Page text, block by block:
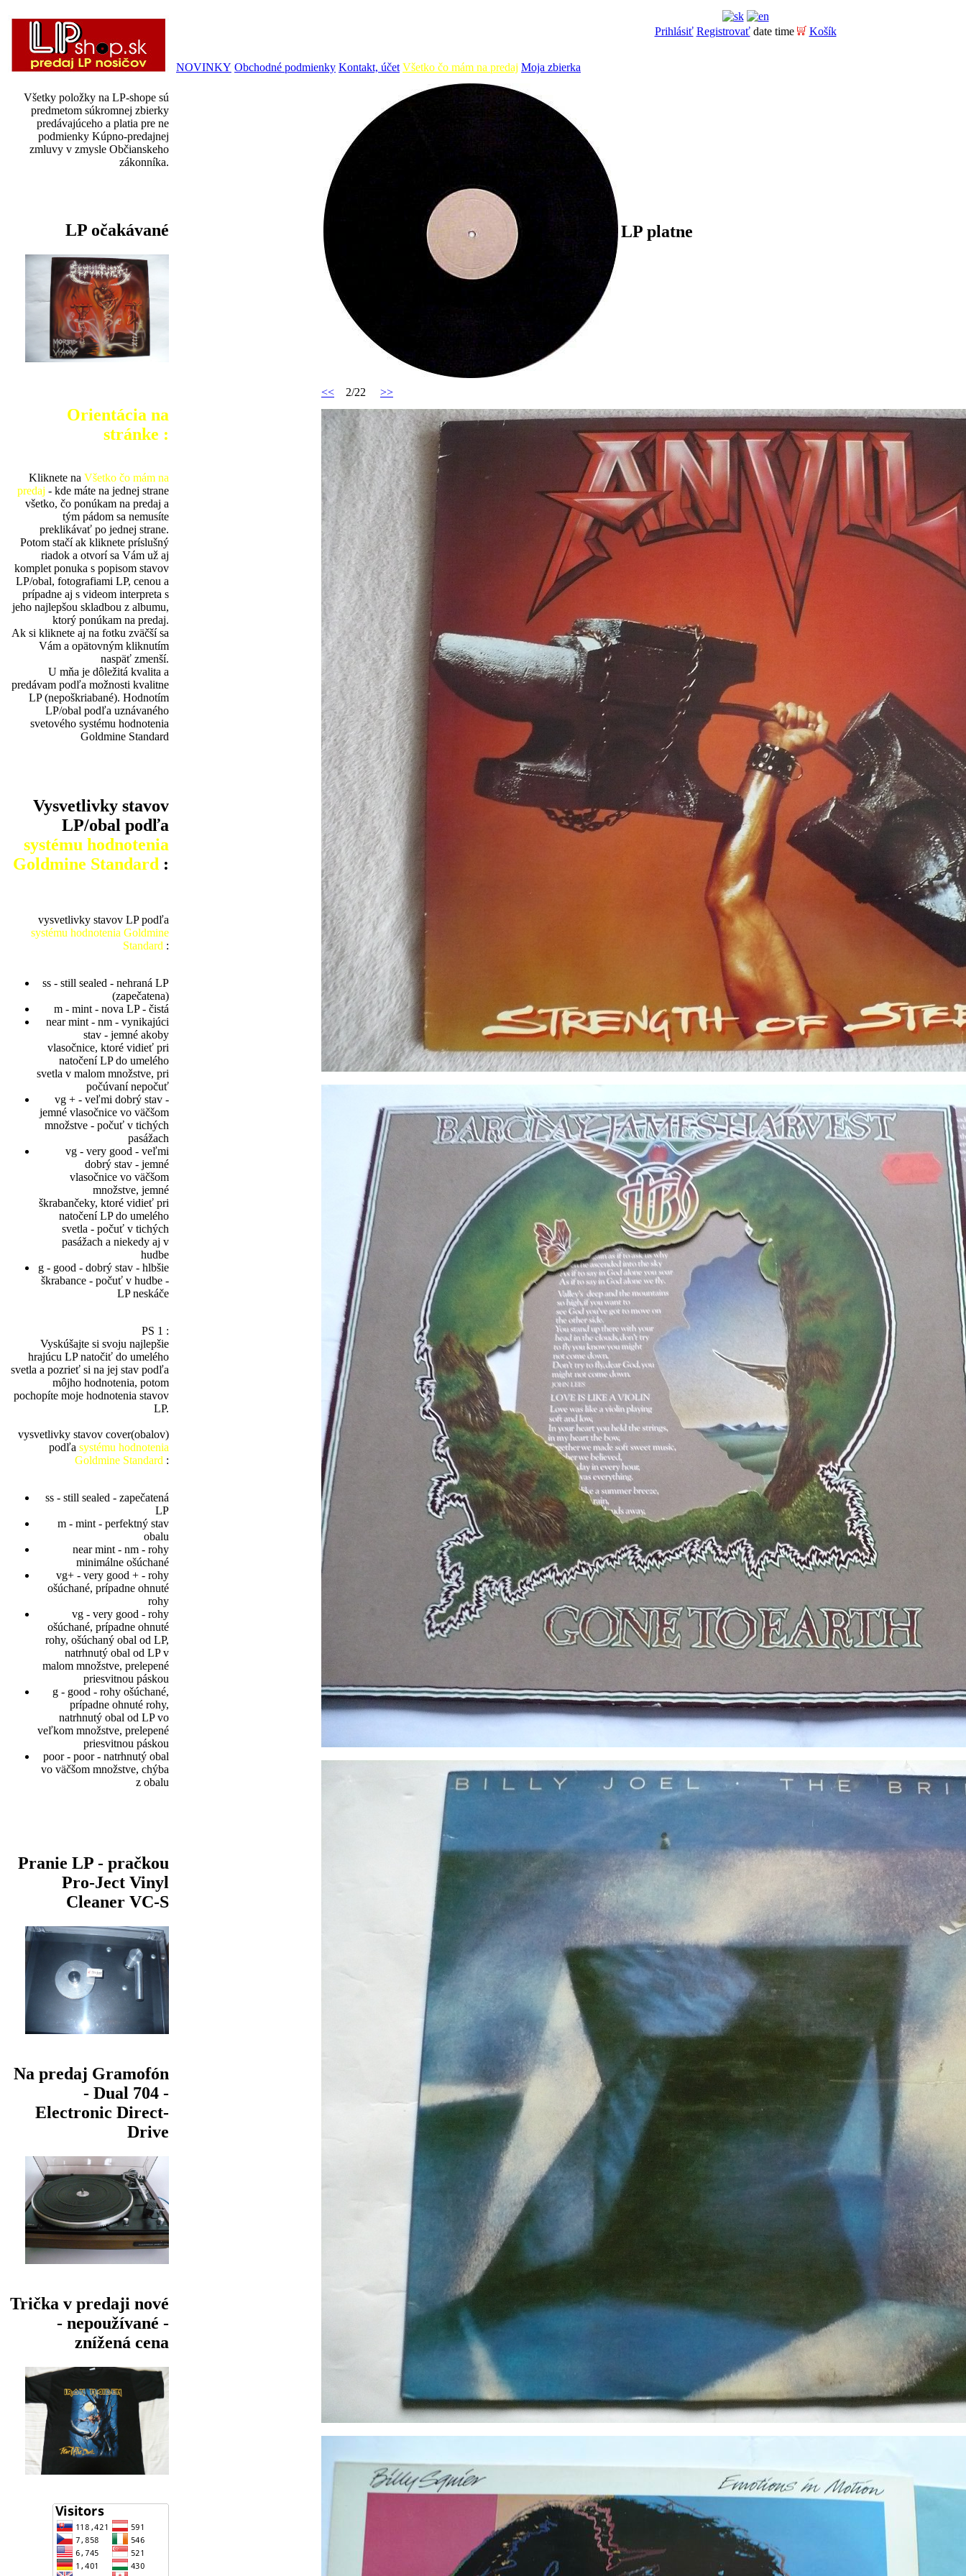
Všetky položky na LP-shope sú
predmetom súkromnej zbierky
predávajúceho a platia pre ne
podmienky Kúpno-predajnej
zmluvy v zmysle Občianskeho
zákonníka.
LP očakávané
Orientácia na
stránke :
Kliknete na Všetko čo mám na
predaj - kde máte na jednej strane
všetko, čo ponúkam na predaj a
tým pádom sa nemusíte
preklikávať po jednej strane.
Potom stačí ak kliknete príslušný
riadok a otvorí sa Vám už aj
komplet ponuka s popisom stavov
LP/obal, fotografiami LP, cenou a
prípadne aj s videom interpreta s
jeho najlepšou skladbou z albumu,
ktorý ponúkam na predaj.
Ak si kliknete aj na fotku zväčší sa
Vám a opätovným kliknutím
naspäť zmenší.
U mňa je dôležitá kvalita a
predávam podľa možnosti kvalitne
LP (nepoškriabané). Hodnotím
LP/obal podľa uznávaného
svetového systému hodnotenia
Goldmine Standard
Vysvetlivky stavov
LP/obal podľa
systému hodnotenia
Goldmine Standard :
vysvetlivky stavov LP podľa
systému hodnotenia Goldmine
Standard :
ss - still sealed - nehraná LP
(zapečatena)
m - mint - nova LP - čistá
near mint - nm - vynikajúci
stav - jemné akoby
vlasočnice, ktoré vidieť pri
natočení LP do umelého
svetla v malom množstve, pri
počúvaní nepočuť
vg + - veľmi dobrý stav -
jemné vlasočnice vo väčšom
množstve - počuť v tichých
pasážach
vg - very good - veľmi
dobrý stav - jemné
vlasočnice vo väčšom
množstve, jemné
škrabančeky, ktoré vidieť pri
natočení LP do umelého
svetla - počuť v tichých
pasážach a niekedy aj v
hudbe
g - good - dobrý stav - hlbšie
škrabance - počuť v hudbe -
LP neskáče
PS 1 :
Vyskúšajte si svoju najlepšie
hrajúcu LP natočiť do umelého
svetla a pozrieť si na jej stav podľa
môjho hodnotenia, potom
pochopíte moje hodnotenia stavov
LP.
vysvetlivky stavov cover(obalov)
podľa systému hodnotenia
Goldmine Standard :
ss - still sealed - zapečatená
LP
m - mint - perfektný stav
obalu
near mint - nm - rohy
minimálne ošúchané
vg+ - very good + - rohy
ošúchané, prípadne ohnuté
rohy
vg - very good - rohy
ošúchané, prípadne ohnuté
rohy, ošúchaný obal od LP,
natrhnutý obal od LP v
malom množstve, prelepené
priesvitnou páskou
g - good - rohy ošúchané,
prípadne ohnuté rohy,
natrhnutý obal od LP vo
veľkom množstve, prelepené
priesvitnou páskou
poor - poor - natrhnutý obal
vo väčšom množstve, chýba
z obalu
Pranie LP - pračkou
Pro-Ject Vinyl
Cleaner VC-S
Na predaj Gramofón
- Dual 704 -
Electronic Direct-
Drive
Trička v predaji nové
- nepoužívané -
znížená cena
Prihlásiť Registrovať date time Košík
NOVINKY Obchodné podmienky Kontakt, účet Všetko čo mám na predaj Moja zbierka
LP platne
<< 2/22 >>